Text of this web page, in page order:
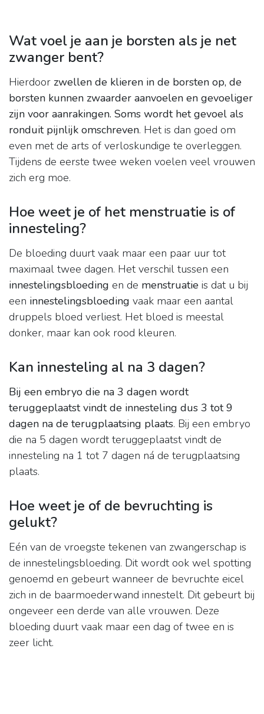
Wat voel je aan je borsten als je net
zwanger bent?
Hierdoor zwellen de klieren in de borsten op, de
borsten kunnen zwaarder aanvoelen en gevoeliger
zijn voor aanrakingen. Soms wordt het gevoel als
ronduit pijnlijk omschreven. Het is dan goed om
even met de arts of verloskundige te overleggen.
Tijdens de eerste twee weken voelen veel vrouwen
zich erg moe.
Hoe weet je of het menstruatie is of
innesteling?
De bloeding duurt vaak maar een paar uur tot
maximaal twee dagen. Het verschil tussen een
innestelingsbloeding en de menstruatie is dat u bij
een innestelingsbloeding vaak maar een aantal
druppels bloed verliest. Het bloed is meestal
donker, maar kan ook rood kleuren.
Kan innesteling al na 3 dagen?
Bij een embryo die na 3 dagen wordt
teruggeplaatst vindt de innesteling dus 3 tot 9
dagen na de terugplaatsing plaats. Bij een embryo
die na 5 dagen wordt teruggeplaatst vindt de
innesteling na 1 tot 7 dagen ná de terugplaatsing
plaats.
Hoe weet je of de bevruchting is
gelukt?
Eén van de vroegste tekenen van zwangerschap is
de innestelingsbloeding. Dit wordt ook wel spotting
genoemd en gebeurt wanneer de bevruchte eicel
zich in de baarmoederwand innestelt. Dit gebeurt bij
ongeveer een derde van alle vrouwen. Deze
bloeding duurt vaak maar een dag of twee en is
zeer licht.